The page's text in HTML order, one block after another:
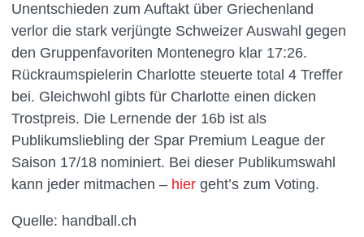
Unentschieden zum Auftakt über Griechenland
verlor die stark verjüngte Schweizer Auswahl gegen
den Gruppenfavoriten Montenegro klar 17:26.
Rückraumspielerin Charlotte steuerte total 4 Treffer
bei. Gleichwohl gibts für Charlotte einen dicken
Trostpreis. Die Lernende der 16b ist als
Publikumsliebling der Spar Premium League der
Saison 17/18 nominiert. Bei dieser Publikumswahl
kann jeder mitmachen – hier geht’s zum Voting.
Quelle: handball.ch